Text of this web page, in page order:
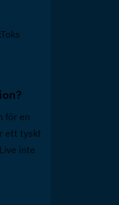
för en
ett tyskt
inte